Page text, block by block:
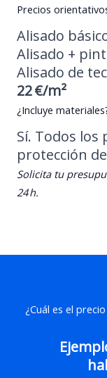
Precios
Alisado
Alisado +
Alisado de
22 €/m²
¿Incluye
Sí. Todos los
protección
Solicita tu
24 h.
¿Cuál es el